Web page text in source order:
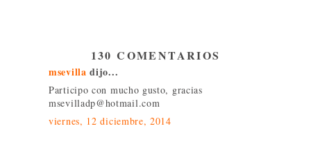
130 COMENTARIOS
msevilla dijo...
Participo con mucho gusto, gracias
msevilladp@hotmail.com
viernes, 12 diciembre, 2014